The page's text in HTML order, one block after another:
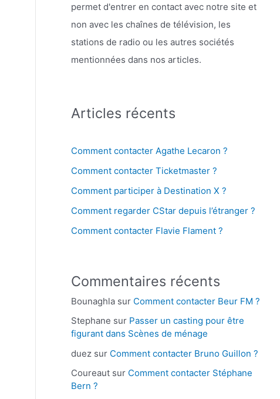
permet d'entrer en contact avec notre site et
non avec les chaînes de télévision, les
stations de radio ou les autres sociétés
mentionnées dans nos articles.
Articles récents
Comment contacter Agathe Lecaron ?
Comment contacter Ticketmaster ?
Comment participer à Destination X ?
Comment regarder CStar depuis l’étranger ?
Comment contacter Flavie Flament ?
Commentaires récents
Bounaghla sur Comment contacter Beur FM ?
Stephane sur Passer un casting pour être
figurant dans Scènes de ménage
duez sur Comment contacter Bruno Guillon ?
Coureaut sur Comment contacter Stéphane
Bern ?